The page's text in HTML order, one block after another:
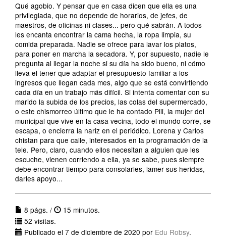
Qué agobio. Y pensar que en casa dicen que ella es una
privilegiada, que no depende de horarios, de jefes, de
maestros, de oficinas ni clases... pero qué sabrán. A todos
les encanta encontrar la cama hecha, la ropa limpia, su
comida preparada. Nadie se ofrece para lavar los platos,
para poner en marcha la secadora. Y, por supuesto, nadie le
pregunta al llegar la noche si su día ha sido bueno, ni cómo
lleva el tener que adaptar el presupuesto familiar a los
ingresos que llegan cada mes, algo que se está convirtiendo
cada día en un trabajo más difícil. Si intenta comentar con su
marido la subida de los precios, las colas del supermercado,
o este chismorreo último que le ha contado Pili, la mujer del
municipal que vive en la casa vecina, todo el mundo corre, se
escapa, o encierra la nariz en el periódico. Lorena y Carlos
chistan para que calle, interesados en la programación de la
tele. Pero, claro, cuando ellos necesitan a alguien que les
escuche, vienen corriendo a ella, ya se sabe, pues siempre
debe encontrar tiempo para consolarles, lamer sus heridas,
darles apoyo...
8 págs. /
15 minutos.
52 visitas.
Publicado el 7 de diciembre de 2020 por Edu Robsy.